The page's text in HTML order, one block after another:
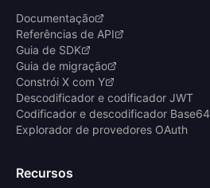
Documentação
Referências de API
Guia de SDK
Guia de migração
Constrói X com Y
Descodificador e codificador JWT
Codificador e descodificador Base64
Explorador de provedores OAuth
Recursos